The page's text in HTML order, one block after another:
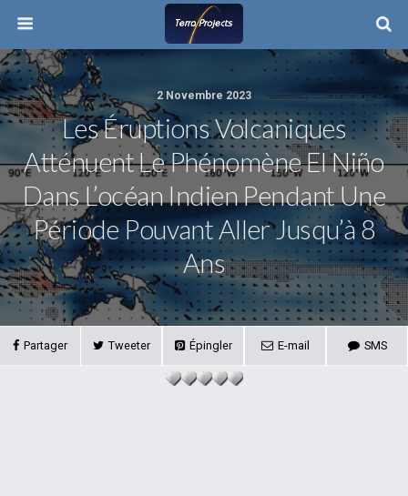
2 Novembre 2023
Les Éruptions Volcaniques
Atténuent Le Phénomène El Niño
Dans L’océan Indien Pendant Une
Période Pouvant Aller Jusqu’à 8
Ans
Partager Tweeter Épingler E-mail SMS